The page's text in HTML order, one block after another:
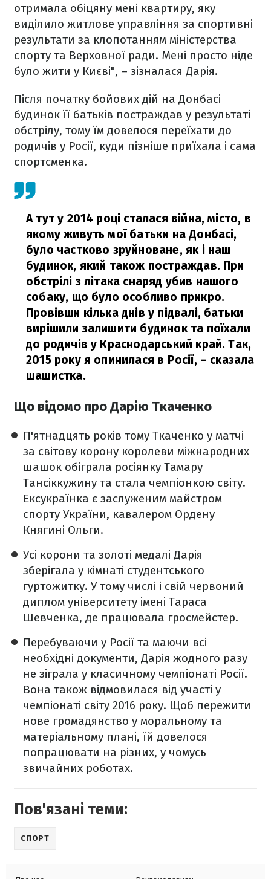
отримала обіцяну мені квартиру, яку
виділило житлове управління за спортивні
результати за клопотанням міністерства
спорту та Верховної ради. Мені просто ніде
було жити у Києві", – зізналася Дарія.
Після початку бойових дій на Донбасі
будинок її батьків постраждав у результаті
обстрілу, тому їм довелося переїхати до
родичів у Росії, куди пізніше приїхала і сама
спортсменка.
А тут у 2014 році сталася війна, місто, в
якому живуть мої батьки на Донбасі,
було частково зруйноване, як і наш
будинок, який також постраждав. При
обстрілі з літака снаряд убив нашого
собаку, що було особливо прикро.
Провівши кілька днів у підвалі, батьки
вирішили залишити будинок та поїхали
до родичів у Краснодарський край. Так,
2015 року я опинилася в Росії, – сказала
шашистка.
Що відомо про Дарію Ткаченко
П'ятнадцять років тому Ткаченко у матчі
за світову корону королеви міжнародних
шашок обіграла росіянку Тамару
Тансіккужину та стала чемпіонкою світу.
Ексукраїнка є заслуженим майстром
спорту України, кавалером Ордену
Княгині Ольги.
Усі корони та золоті медалі Дарія
зберігала у кімнаті студентського
гуртожитку. У тому числі і свій червоний
диплом університету імені Тараса
Шевченка, де працювала гросмейстер.
Перебуваючи у Росії та маючи всі
необхідні документи, Дарія жодного разу
не зіграла у класичному чемпіонаті Росії.
Вона також відмовилася від участі у
чемпіонаті світу 2016 року. Щоб пережити
нове громадянство у моральному та
матеріальному плані, їй довелося
попрацювати на різних, у чомусь
звичайних роботах.
Пов'язані теми:
СПОРТ